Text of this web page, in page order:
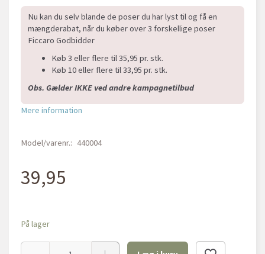
Nu kan du selv blande de poser du har lyst til og få en
mængderabat, når du køber over 3 forskellige poser
Ficcaro Godbidder
Køb 3 eller flere til 35,95 pr. stk.
Køb 10 eller flere til 33,95 pr. stk.
Obs. Gælder IKKE ved andre kampagnetilbud
Mere information
Model/varenr.: 440004
39,95
På lager